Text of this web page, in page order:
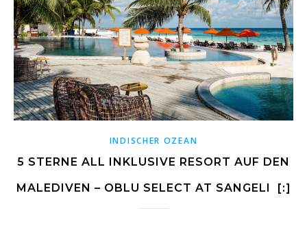
INDISCHER OZEAN
5 STERNE ALL INKLUSIVE RESORT AUF DEN
MALEDIVEN – OBLU SELECT AT SANGELI [:]